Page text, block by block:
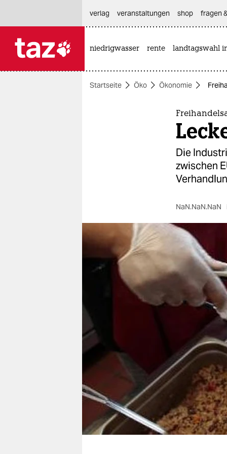
themen
berlin
nord
wahrheit
verlag
veranstaltungen
shop
unterstützen
abo
genossenschaft
verlag
veranstaltungen shop fragen
niedrigwasser rente landtagswahl
Startseite Öko Ökonomie
Die
zwischen
NaN.NaN.NaN